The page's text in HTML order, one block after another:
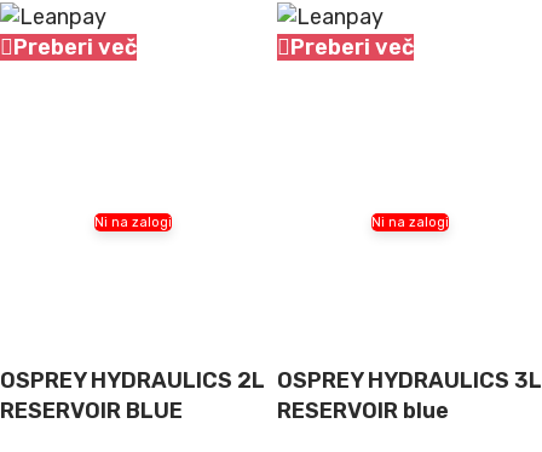
Preberi več Preberi več
Ni na zalogi
OSPREY HYDRAULICS 2L
RESERVOIR BLUE
Ni na zalogi
OSPREY HYDRAULICS 3L
RESERVOIR blue